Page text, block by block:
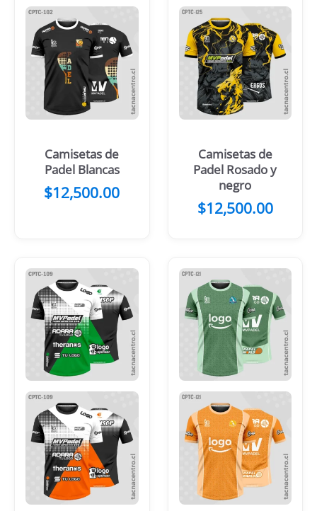
Camisetas de
Padel Blancas
$12,500.00
Camisetas de
Padel Rosado y
negro
$12,500.00